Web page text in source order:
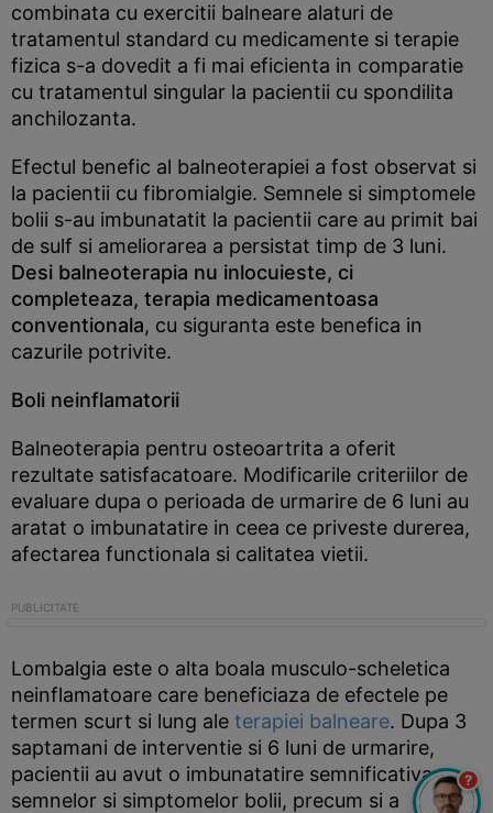
combinata cu exercitii balneare alaturi de
tratamentul standard cu medicamente si terapie
fizica s-a dovedit a fi mai eficienta in comparatie
cu tratamentul singular la pacientii cu spondilita
anchilozanta.
Efectul benefic al balneoterapiei a fost observat si
la pacientii cu fibromialgie. Semnele si simptomele
bolii s-au imbunatatit la pacientii care au primit bai
de sulf si ameliorarea a persistat timp de 3 luni.
Desi balneoterapia nu inlocuieste, ci
completeaza, terapia medicamentoasa
conventionala, cu siguranta este benefica in
cazurile potrivite.
Boli neinflamatorii
Balneoterapia pentru osteoartrita a oferit
rezultate satisfacatoare. Modificarile criteriilor de
evaluare dupa o perioada de urmarire de 6 luni au
aratat o imbunatatire in ceea ce priveste durerea,
afectarea functionala si calitatea vietii.
Lombalgia este o alta boala musculo-scheletica
neinflamatoare care beneficiaza de efectele pe
termen scurt si lung ale terapiei balneare. Dupa 3
saptamani de interventie si 6 luni de urmarire,
pacientii au avut o imbunatatire semnificativa a
semnelor si simptomelor bolii, precum si a
?